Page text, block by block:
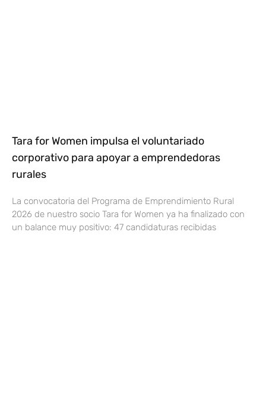
Tara for Women impulsa el voluntariado
corporativo para apoyar a emprendedoras
rurales
La convocatoria del Programa de Emprendimiento Rural
2026 de nuestro socio Tara for Women ya ha finalizado con
un balance muy positivo: 47 candidaturas recibidas